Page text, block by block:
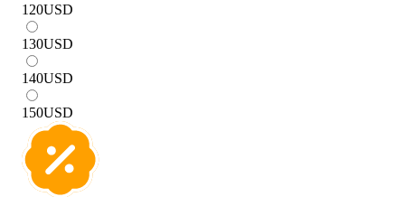
120USD
130USD
140USD
150USD